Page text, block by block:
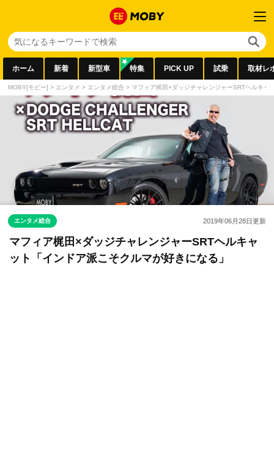
ホーム 新着 新型車 特集 PICK UP 試乗 取材レ
MOBY[モビー] > エンタメ > エンタメ総合 > マフィア梶田×ダッジチャレンジャーSRTヘルキャ
エンタメ総合 2019年06月28日更新
マフィア梶田×ダッジチャレンジャーSRTヘルキャ
ット「インドア派こそクルマが好きになる」